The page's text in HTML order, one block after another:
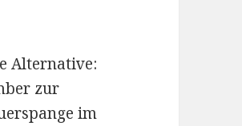
Alternative:
zur
im